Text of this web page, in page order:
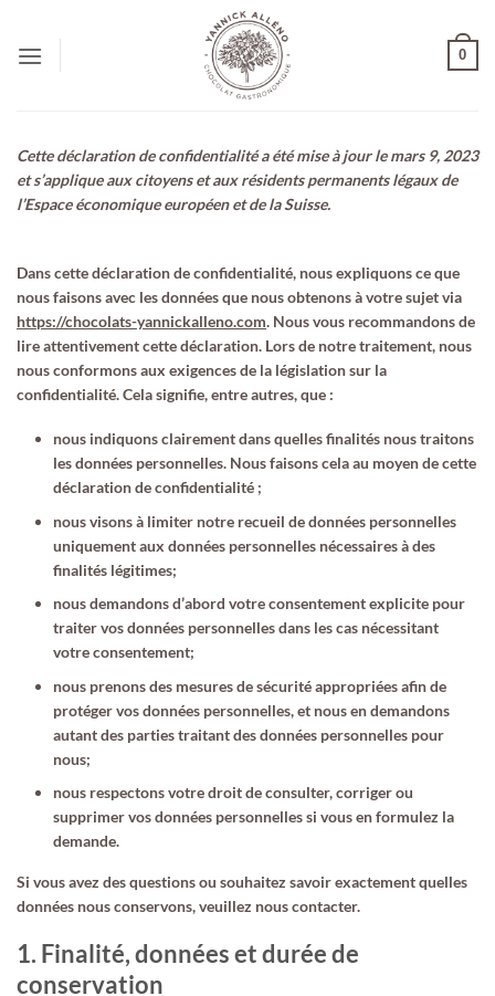
contenu
0
Cette déclaration de confidentialité a été mise à jour le mars 9, 2023
et s’applique aux citoyens et aux résidents permanents légaux de
l’Espace économique européen et de la Suisse.
Dans cette déclaration de confidentialité, nous expliquons ce que
nous faisons avec les données que nous obtenons à votre sujet via
https://chocolats-yannickalleno.com. Nous vous recommandons de
lire attentivement cette déclaration. Lors de notre traitement, nous
nous conformons aux exigences de la législation sur la
confidentialité. Cela signifie, entre autres, que :
nous indiquons clairement dans quelles finalités nous traitons
les données personnelles. Nous faisons cela au moyen de cette
déclaration de confidentialité ;
nous visons à limiter notre recueil de données personnelles
uniquement aux données personnelles nécessaires à des
finalités légitimes;
nous demandons d’abord votre consentement explicite pour
traiter vos données personnelles dans les cas nécessitant
votre consentement;
nous prenons des mesures de sécurité appropriées afin de
protéger vos données personnelles, et nous en demandons
autant des parties traitant des données personnelles pour
nous;
nous respectons votre droit de consulter, corriger ou
supprimer vos données personnelles si vous en formulez la
demande.
Si vous avez des questions ou souhaitez savoir exactement quelles
données nous conservons, veuillez nous contacter.
1. Finalité, données et durée de
conservation